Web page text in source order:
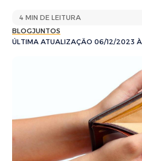
ÚLTIMA ATUALIZAÇÃO 06/12/2023
BLOGJUNTOS
4 MIN DE LEITURA